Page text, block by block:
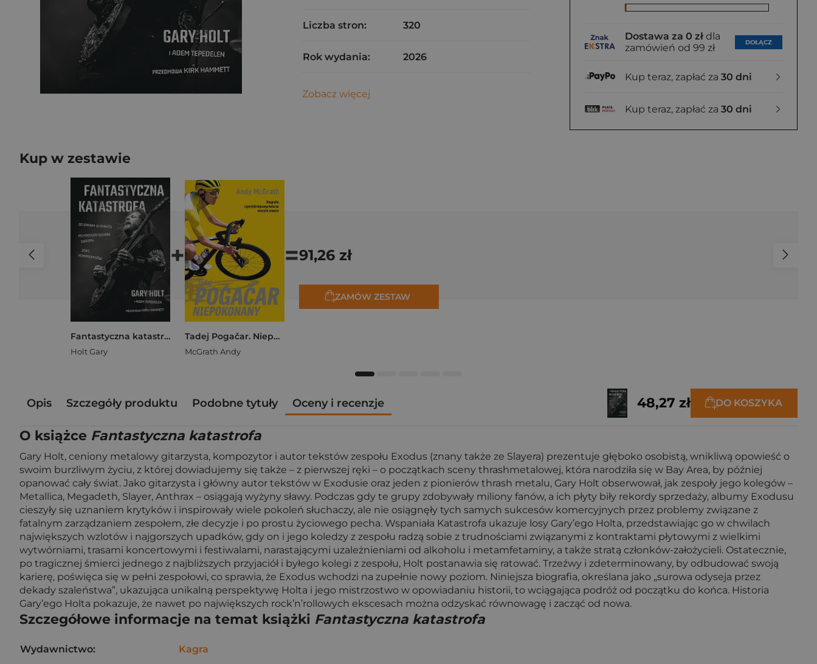
Dostawa za 0 zł dla
zamówień od 99 zł
DOŁĄCZ
Kup teraz, zapłać za 30 dni
Kup teraz, zapłać za 30 dni
Liczba stron: 320
Rok wydania: 2026
Zobacz więcej
Kup w zestawie
Fantastyczna katastrofa
Holt Gary
+
Tadej Pogačar. Niepokonany
McGrath Andy
=91,26 zł
ZAMÓW ZESTAW
Opis Szczegóły produktu Podobne tytuły Oceny i recenzje 48,27 zł DO KOSZYKA
O książce Fantastyczna katastrofa
Gary Holt, ceniony metalowy gitarzysta, kompozytor i autor tekstów zespołu Exodus (znany także ze Slayera) prezentuje głęboko osobistą, wnikliwą opowieść o
swoim burzliwym życiu, z której dowiadujemy się także – z pierwszej ręki – o początkach sceny thrashmetalowej, która narodziła się w Bay Area, by później
opanować cały świat. Jako gitarzysta i główny autor tekstów w Exodusie oraz jeden z pionierów thrash metalu, Gary Holt obserwował, jak zespoły jego kolegów –
Metallica, Megadeth, Slayer, Anthrax – osiągają wyżyny sławy. Podczas gdy te grupy zdobywały miliony fanów, a ich płyty biły rekordy sprzedaży, albumy Exodusu
cieszyły się uznaniem krytyków i inspirowały wiele pokoleń słuchaczy, ale nie osiągnęły tych samych sukcesów komercyjnych przez problemy związane z
fatalnym zarządzaniem zespołem, złe decyzje i po prostu życiowego pecha. Wspaniała Katastrofa ukazuje losy Gary’ego Holta, przedstawiając go w chwilach
największych wzlotów i najgorszych upadków, gdy on i jego koledzy z zespołu radzą sobie z trudnościami związanymi z kontraktami płytowymi z wielkimi
wytwórniami, trasami koncertowymi i festiwalami, narastającymi uzależnieniami od alkoholu i metamfetaminy, a także stratą członków-założycieli. Ostatecznie,
po tragicznej śmierci jednego z najbliższych przyjaciół i byłego kolegi z zespołu, Holt postanawia się ratować. Trzeźwy i zdeterminowany, by odbudować swoją
karierę, poświęca się w pełni zespołowi, co sprawia, że Exodus wchodzi na zupełnie nowy poziom. Niniejsza biografia, określana jako „surowa odyseja przez
dekady szaleństwa”, ukazująca unikalną perspektywę Holta i jego mistrzostwo w opowiadaniu historii, to wciągająca podróż od początku do końca. Historia
Gary’ego Holta pokazuje, że nawet po największych rock’n’rollowych ekscesach można odzyskać równowagę i zacząć od nowa.
Szczegółowe informacje na temat książki Fantastyczna katastrofa
Wydawnictwo: Kagra